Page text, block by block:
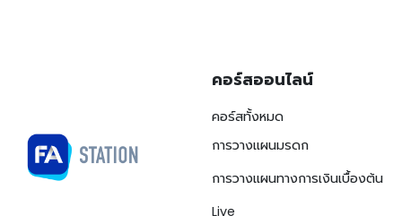
คอร์สออนไลน์
คอร์สทั้งหมด
การวางแผนมรดก
การวางแผนทางการเงินเบื้องต้น
Live